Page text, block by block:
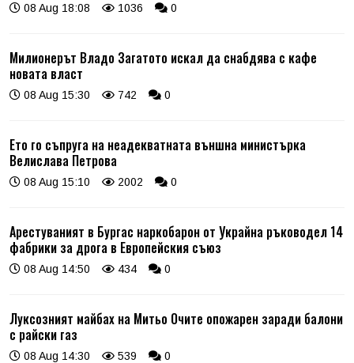
08 Aug 18:08 1036 0
Милионерът Владо Загатото искал да снабдява с кафе
новата власт
08 Aug 15:30 742 0
Ето го съпруга на неадекватната външна министърка
Велислава Петрова
08 Aug 15:10 2002 0
Арестуваният в Бургас наркобарон от Украйна ръководел 14
фабрики за дрога в Европейския съюз
08 Aug 14:50 434 0
Луксозният майбах на Митьо Очите опожарен заради балони
с райски газ
08 Aug 14:30 539 0